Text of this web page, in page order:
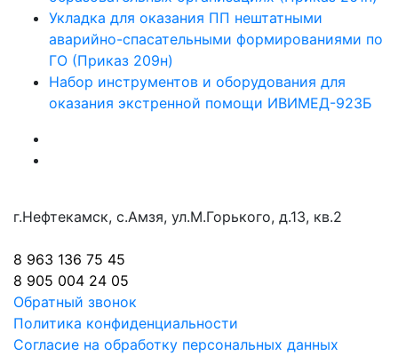
Укладка для оказания ПП нештатными
аварийно-спасательными формированиями по
ГО (Приказ 209н)
Набор инструментов и оборудования для
оказания экстренной помощи ИВИМЕД-923Б
г.Нефтекамск, с.Амзя, ул.М.Горького, д.13, кв.2
8 963 136 75 45
8 905 004 24 05
Обратный звонок
Политика конфиденциальности
Согласие на обработку персональных данных